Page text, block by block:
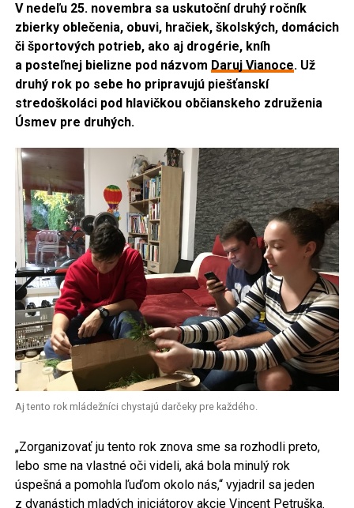
V nedeľu 25. novembra sa uskutoční druhý ročník
zbierky oblečenia, obuvi, hračiek, školských, domácich
či športových potrieb, ako aj drogérie, kníh
a posteľnej bielizne pod názvom Daruj Vianoce. Už
druhý rok po sebe ho pripravujú piešťanskí
stredoškoláci pod hlavičkou občianskeho združenia
Úsmev pre druhých.
Aj tento rok mládežníci chystajú darčeky pre každého.
„Zorganizovať ju tento rok znova sme sa rozhodli preto,
lebo sme na vlastné oči videli, aká bola minulý rok
úspešná a pomohla ľuďom okolo nás,“ vyjadril sa jeden
z dvanástich mladých iniciátorov akcie Vincent Petruška.